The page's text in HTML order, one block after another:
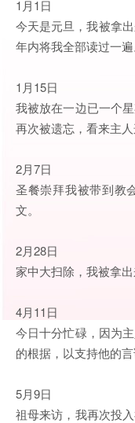
1月1日
今天是元旦，我被拿
年内将我全部读过一遍
1月15日
我被放在一边已一个
再次被遗忘，看来主
2月7日
圣餐崇拜我被带到教
文。
2月28日
家中大扫除，我被拿
4月11日
今日十分忙碌，因为
的根据，以支持他的言
5月9日
祖母来访，我再次投